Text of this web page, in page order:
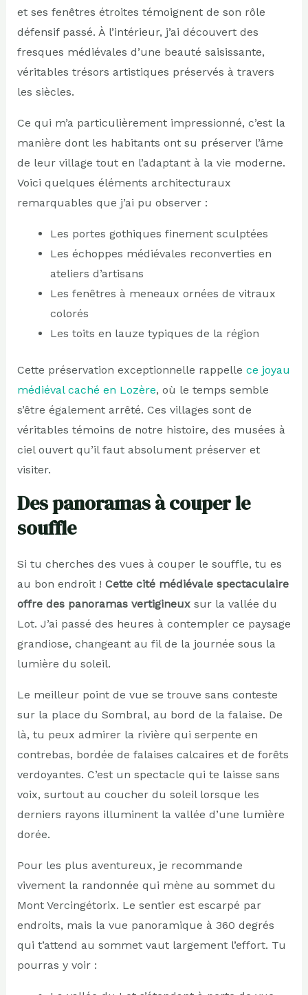
et ses fenêtres étroites témoignent de son rôle
défensif passé. À l’intérieur, j’ai découvert des
fresques médiévales d’une beauté saisissante,
véritables trésors artistiques préservés à travers
les siècles.
Ce qui m’a particulièrement impressionné, c’est la
manière dont les habitants ont su préserver l’âme
de leur village tout en l’adaptant à la vie moderne.
Voici quelques éléments architecturaux
remarquables que j’ai pu observer :
Les portes gothiques finement sculptées
Les échoppes médiévales reconverties en
ateliers d’artisans
Les fenêtres à meneaux ornées de vitraux
colorés
Les toits en lauze typiques de la région
Cette préservation exceptionnelle rappelle ce joyau
médiéval caché en Lozère, où le temps semble
s’être également arrêté. Ces villages sont de
véritables témoins de notre histoire, des musées à
ciel ouvert qu’il faut absolument préserver et
visiter.
Des panoramas à couper le
souffle
Si tu cherches des vues à couper le souffle, tu es
au bon endroit ! Cette cité médiévale spectaculaire
offre des panoramas vertigineuxsur la vallée du
Lot. J’ai passé des heures à contempler ce paysage
grandiose, changeant au fil de la journée sous la
lumière du soleil.
Le meilleur point de vue se trouve sans conteste
sur la place du Sombral, au bord de la falaise. De
là, tu peux admirer la rivière qui serpente en
contrebas, bordée de falaises calcaires et de forêts
verdoyantes. C’est un spectacle qui te laisse sans
voix, surtout au coucher du soleil lorsque les
derniers rayons illuminent la vallée d’une lumière
dorée.
Pour les plus aventureux, je recommande
vivement la randonnée qui mène au sommet du
Mont Vercingétorix. Le sentier est escarpé par
endroits, mais la vue panoramique à 360 degrés
qui t’attend au sommet vaut largement l’effort. Tu
pourras y voir :